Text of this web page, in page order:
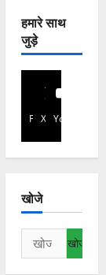
हमारे साथ
जुड़े
Facebook
X YouTube
खोजे
निम्न
को